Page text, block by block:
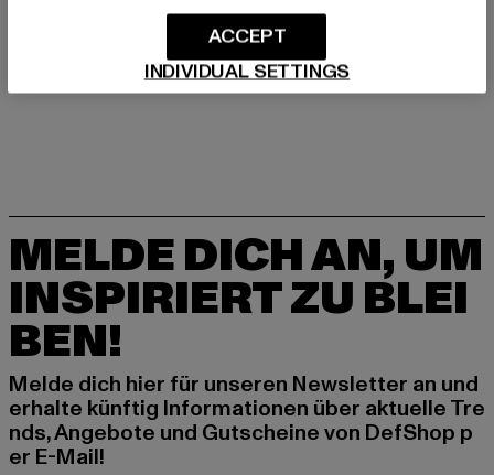
PFLEGEHINWEISE
LIEFERUNG & RÜCKGABE
MELDE DICH AN, UM
INSPIRIERT ZU BLEI
BEN!
Melde dich hier für unseren Newsletter an und
erhalte künftig Informationen über aktuelle Tre
nds, Angebote und Gutscheine von DefShop p
er E-Mail!
INDIVIDUAL SETTINGS
ACCEPT